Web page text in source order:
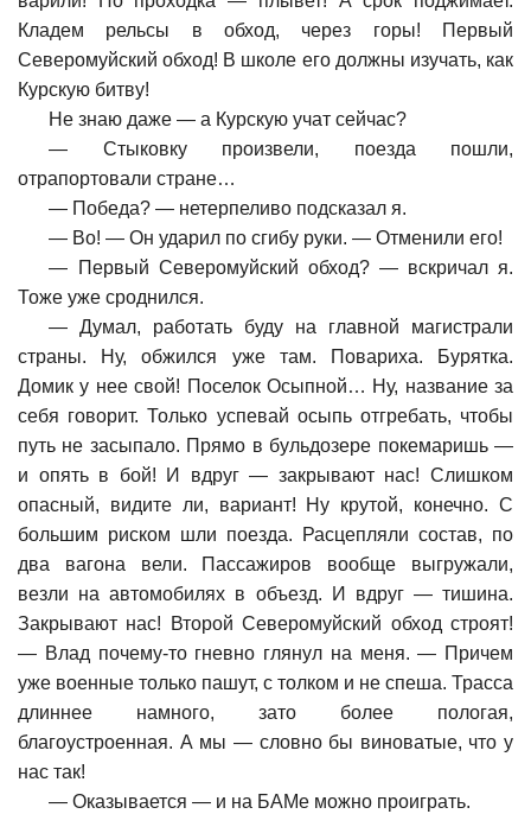
Кладем рельсы в обход, через горы! Первый
Северомуйский обход! В школе его должны изучать, как
Курскую битву!
Не знаю даже — а Курскую учат сейчас?
— Стыковку произвели, поезда пошли,
отрапортовали стране…
— Победа? — нетерпеливо подсказал я.
— Во! — Он ударил по сгибу руки. — Отменили его!
—
Первый Северомуйский обход? — вскричал я.
Тоже уже сроднился.
—Думал, работать буду на главной магистрали
страны. Ну, обжился уже там. Повариха. Бурятка.
Домик у нее свой! Поселок Осыпной… Ну, название за
себя говорит. Только успевай осыпь отгребать, чтобы
путь не засыпало. Прямо в бульдозере покемаришь —
и опять в бой! И вдруг — закрывают нас! Слишком
опасный, видите ли, вариант! Ну крутой, конечно. С
большим риском шли поезда. Расцепляли состав, по
два вагона вели. Пассажиров вообще выгружали,
везли на автомобилях в объезд. И вдруг — тишина.
Закрывают нас! Второй Северомуйский обход строят!
— Влад почему-то гневно глянул на меня. — Причем
уже военные только пашут, с толком и не спеша. Трасса
длиннее намного, зато более пологая,
благоустроенная. А мы — словно бы виноватые, что у
нас так!
—Оказывается — и на БАМе можно проиграть.